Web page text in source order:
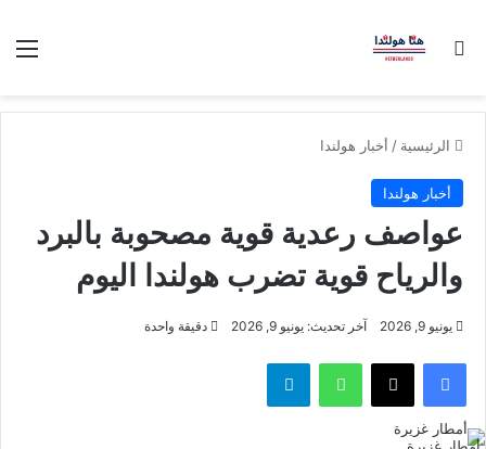
بحث عن
الرئيسية / أخبار هولندا
أخبار هولندا
عواصف رعدية قوية مصحوبة بالبرد
والرياح قوية تضرب هولندا اليوم
يونيو 9, 2026 آخر تحديث: يونيو 9, 2026 دقيقة واحدة
فيسبوك ‫X واتساب تيلقرام